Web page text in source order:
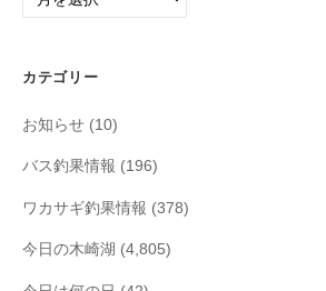
ブ
カテゴリー
お知らせ (10)
バス釣果情報 (196)
ワカサギ釣果情報 (378)
今日の木崎湖 (4,805)